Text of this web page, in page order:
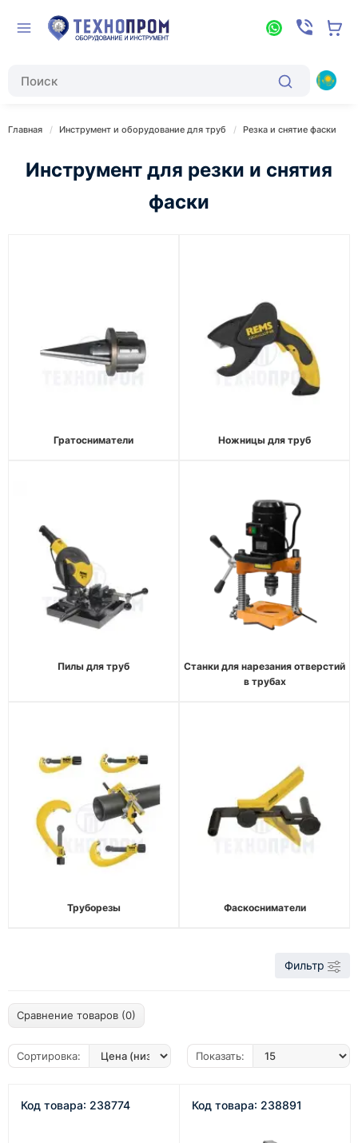
Главная Инструмент и оборудование для труб Резка и снятие фаски
Инструмент для резки и снятия
фаски
Гратосниматели Ножницы для труб
Пилы для труб
Станки для нарезания отверстий
в трубах
Труборезы Фаскосниматели
Фильтр
Сравнение товаров (0)
Сортировка: Показать:
Код товара: 238774 Код товара: 238891